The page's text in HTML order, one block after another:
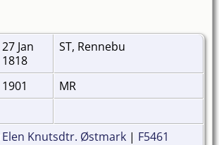
27 Jan
1818
ST, Rennebu
1901 MR
Elen Knutsdtr. Østmark | F5461